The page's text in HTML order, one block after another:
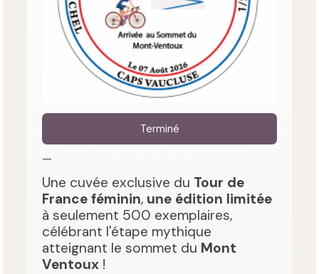
Terminé
—
Une cuvée exclusive du Tour de
France féminin, une édition limitée
à seulement 500 exemplaires,
célébrant l'étape mythique
atteignant le sommet du Mont
Ventoux !